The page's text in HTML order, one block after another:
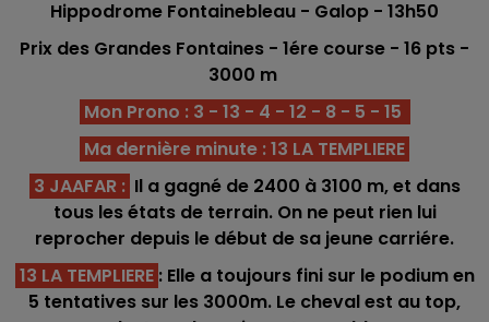
Hippodrome Fontainebleau - Galop - 13h50
Prix des Grandes Fontaines - 1ére course - 16 pts -
3000 m
Mon Prono : 3 - 13 - 4 - 12 - 8 - 5 - 15
Ma dernière minute : 13 LA TEMPLIERE
3 JAAFAR : Il a gagné de 2400 à 3100 m, et dans
tous les états de terrain. On ne peut rien lui
reprocher depuis le début de sa jeune carriére.
13 LA TEMPLIERE : Elle a toujours fini sur le podium en
5 tentatives sur les 3000m. Le cheval est au top,